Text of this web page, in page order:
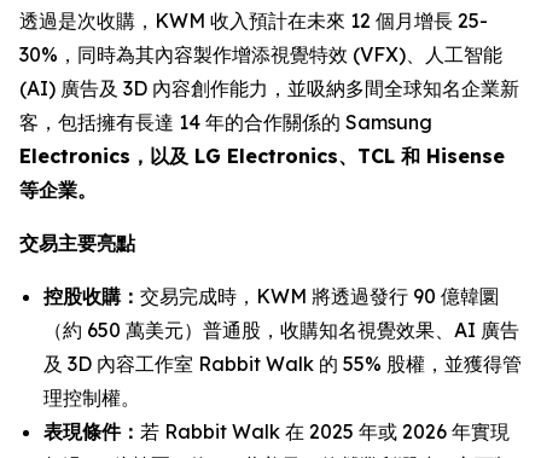
透過是次收購，KWM 收入預計在未來 12 個月增長 25-
30%，同時為其內容製作增添視覺特效 (VFX)、人工智能
(AI) 廣告及 3D 內容創作能力，並吸納多間全球知名企業新
客，包括擁有長達 14 年的合作關係的 Samsung
Electronics，以及 LG Electronics、TCL 和 Hisense
等企業。
交易主要亮點
控股收購： 交易完成時，KWM 將透過發行 90 億韓圜
（約 650 萬美元）普通股，收購知名視覺效果、AI 廣告
及 3D 內容工作室 Rabbit Walk 的 55% 股權，並獲得管
理控制權。
表現條件： 若 Rabbit Walk 在 2025 年或 2026 年實現